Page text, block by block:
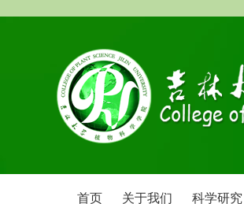
首页 关于我们 科学研究